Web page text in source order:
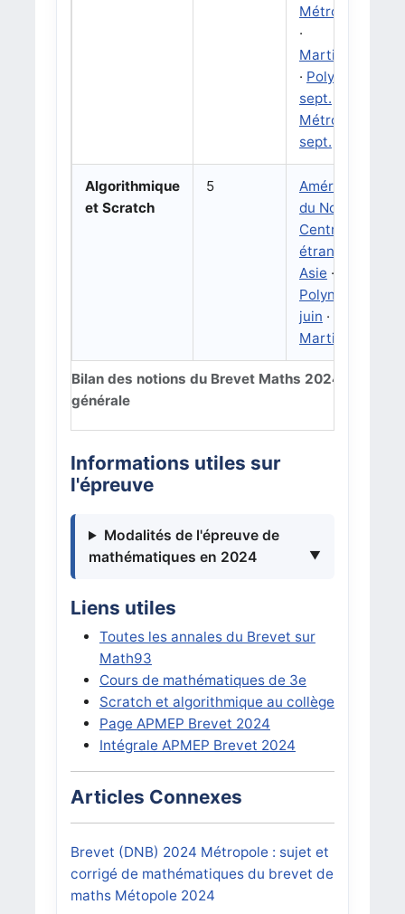
Bilan des notions du Brevet Maths 2024 série
générale
Métropole
·
Martinique
· Polynésie
sept.
Métropole
sept.
Algorithmique
et Scratch
5
Amérique
du Nord
Centres
étrangers
Asie ·
Polynésie
juin ·
Martinique
Informations utiles sur
l'épreuve
Modalités de l'épreuve de
mathématiques en 2024
Liens utiles
Toutes les annales du Brevet sur
Math93
Cours de mathématiques de 3e
Scratch et algorithmique au collège
Page APMEP Brevet 2024
Intégrale APMEP Brevet 2024
Articles Connexes
Brevet (DNB) 2024 Métropole : sujet et
corrigé de mathématiques du brevet de
maths Métopole 2024